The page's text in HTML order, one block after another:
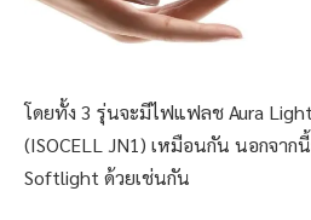
โดยทั้ง 3 รุ่นจะมีไฟแฟลช Aura
(ISOCELL JN1) เหมือนกัน นอกจา
Softlight ด้วยเช่นกัน